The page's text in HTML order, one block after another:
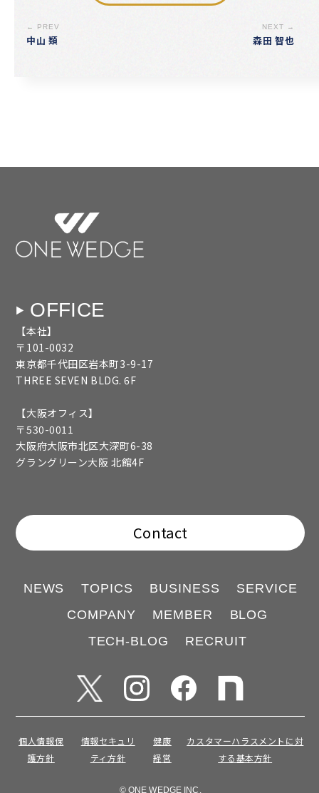
← PREV
中山 類
NEXT →
森田 智也
OFFICE
【本社】
〒101-0032
東京都千代田区岩本町3-9-17
THREE SEVEN BLDG. 6F
【大阪オフィス】
〒530-0011
大阪府大阪市北区大深町6-38
グラングリーン大阪 北館4F
Contact
NEWS TOPICS BUSINESS
SERVICE
COMPANY
MEMBER
BLOG
TECH-BLOG
RECRUIT
個人情報保
護方針
情報セキュリ
ティ方針
健康
経営
カスタマーハラスメントに対
する基本方針
© ONE WEDGE INC.